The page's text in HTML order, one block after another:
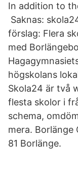
In addition to
Saknas:
förslag: Flera
med
högskolans
Skola24 är två
flesta skolor i
schema,
mera. Borlänge
81 Borlänge.